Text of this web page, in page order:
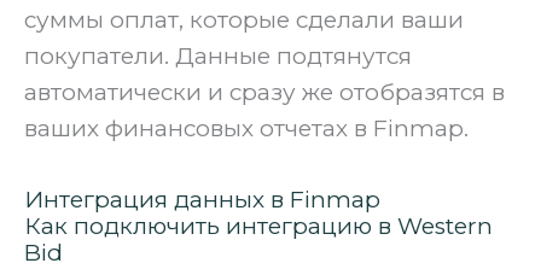
суммы оплат, которые сделали ваши
покупатели. Данные подтянутся
автоматически и сразу же отобразятся в
ваших финансовых отчетах в Finmap.
Интеграция данных в Finmap
Как подключить интеграцию в Western
Bid